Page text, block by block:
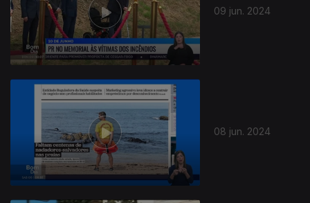
09 jun. 2024
08 jun. 2024
773476